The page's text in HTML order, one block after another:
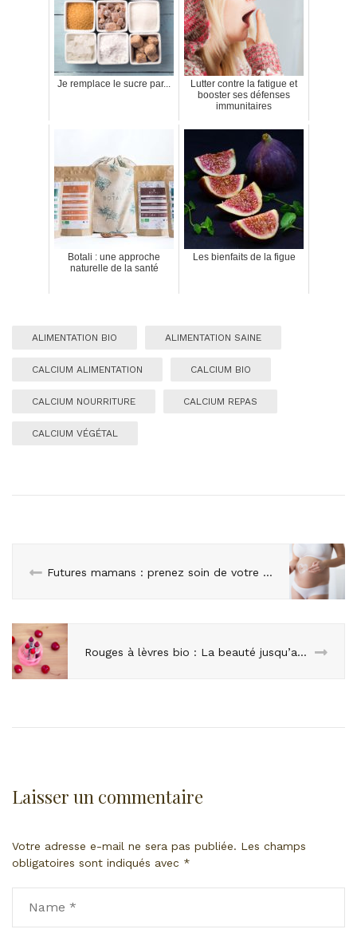
Je remplace le sucre par...
Lutter contre la fatigue et
booster ses défenses
immunitaires
Botali : une approche
naturelle de la santé
Les bienfaits de la figue
ALIMENTATION BIO ALIMENTATION SAINE
CALCIUM ALIMENTATION CALCIUM BIO
CALCIUM NOURRITURE CALCIUM REPAS
CALCIUM VÉGÉTAL
Futures mamans : prenez soin de votre peau !
Rouges à lèvres bio : La beauté jusqu’au bout des lèvres !
Laisser un commentaire
Votre adresse e-mail ne sera pas publiée. Les champs
obligatoires sont indiqués avec *